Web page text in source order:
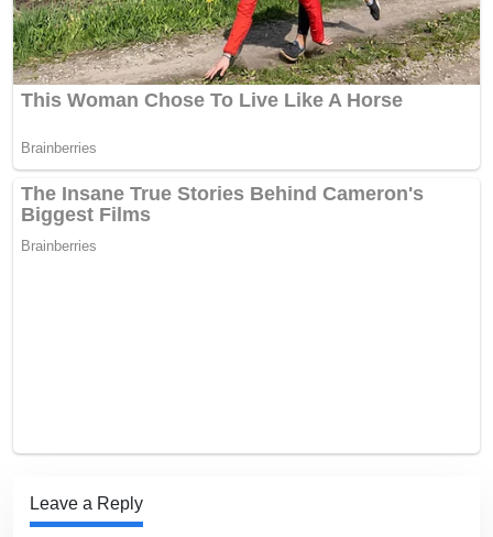
Leave a Reply